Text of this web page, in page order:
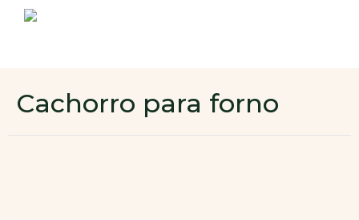
Área de cliente
Cachorro para forno